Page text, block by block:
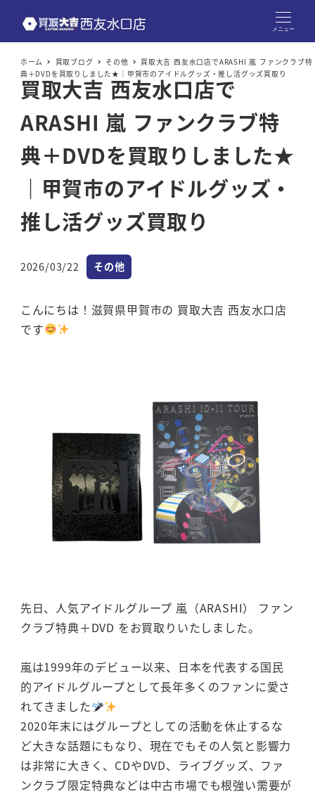
メニュー
ホーム 買取ブログ その他
買取大吉 西友水口店でARASHI 嵐 ファンクラブ特
典＋DVDを買取りしました★｜甲賀市のアイドルグッズ・推し活グッズ買取り
買取大吉 西友水口店で
ARASHI 嵐 ファンクラブ特
典＋DVDを買取りしました★
｜甲賀市のアイドルグッズ・
推し活グッズ買取り
投稿日
2026/03/22 カテゴリー
その他
こんにちは！滋賀県甲賀市の 買取大吉 西友水口店
です
先日、人気アイドルグループ 嵐（ARASHI） ファン
クラブ特典＋DVD をお買取りいたしました。
嵐は1999年のデビュー以来、日本を代表する国民
的アイドルグループとして長年多くのファンに愛さ
れてきました
2020年末にはグループとしての活動を休止するな
ど大きな話題にもなり、現在でもその人気と影響力
は非常に大きく、CDやDVD、ライブグッズ、ファ
ンクラブ限定特典などは中古市場でも根強い需要が